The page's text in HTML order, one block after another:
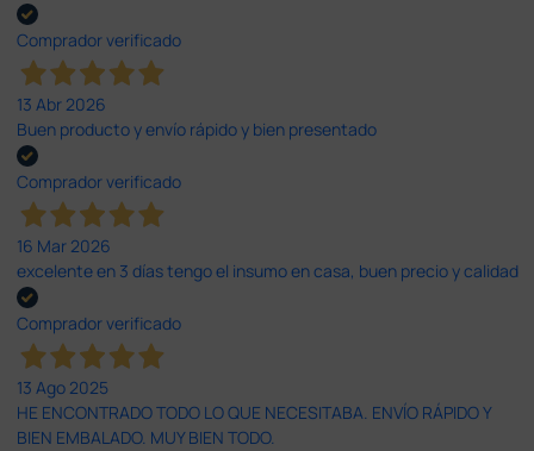
Comprador verificado
13 Abr 2026
Buen producto y envío rápido y bien presentado
Comprador verificado
16 Mar 2026
excelente en 3 días tengo el insumo en casa, buen precio y calidad
Comprador verificado
13 Ago 2025
HE ENCONTRADO TODO LO QUE NECESITABA. ENVÍO RÁPIDO Y
BIEN EMBALADO. MUY BIEN TODO.